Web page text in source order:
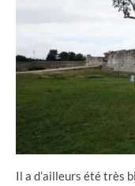
Il a d’ailleurs été très